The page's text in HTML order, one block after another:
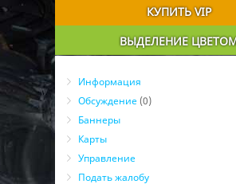
КУПИТЬ VIP
ВЫДЕЛЕНИЕ
Информация
Обсуждение (0)
Баннеры
Карты
Управление
Подать жалобу